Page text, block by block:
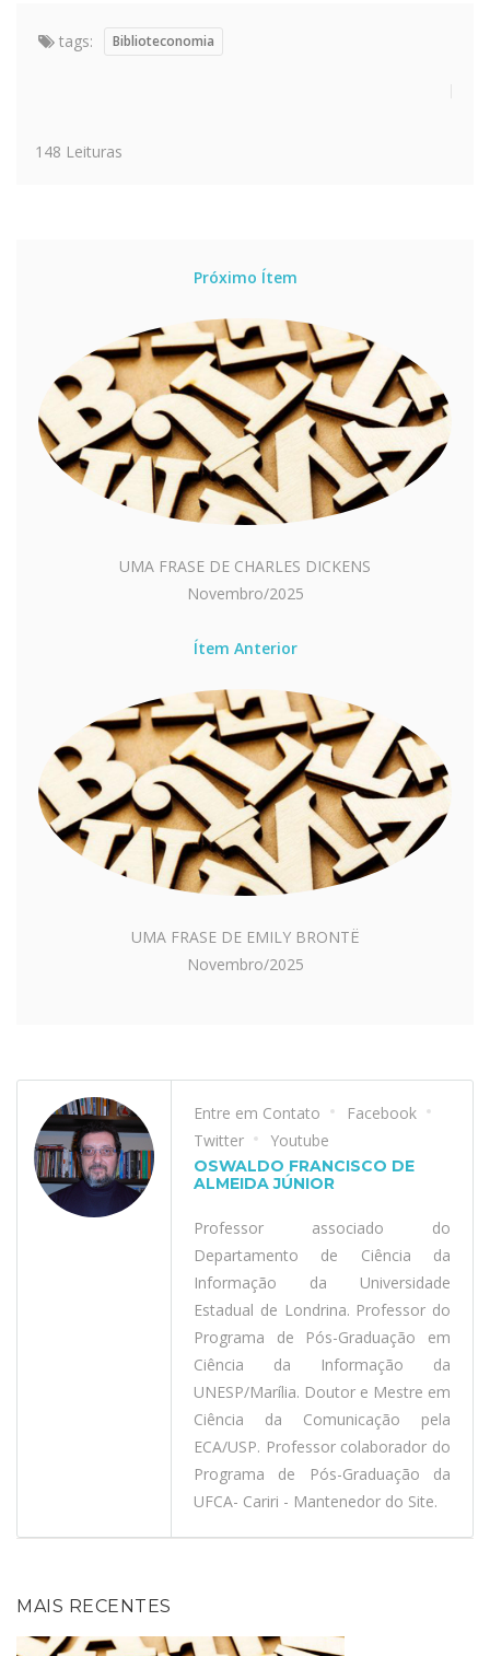
tags: Biblioteconomia
148 Leituras
Próximo Ítem
UMA FRASE DE CHARLES DICKENS
Novembro/2025
Ítem Anterior
UMA FRASE DE EMILY BRONTË
Novembro/2025
Entre em Contato
Facebook
Twitter
Youtube
OSWALDO FRANCISCO DE
ALMEIDA JÚNIOR
Professor associado do
Departamento de Ciência da
Informação da Universidade
Estadual de Londrina. Professor do
Programa de Pós-Graduação em
Ciência da Informação da
UNESP/Marília. Doutor e Mestre em
Ciência da Comunicação pela
ECA/USP. Professor colaborador do
Programa de Pós-Graduação da
UFCA- Cariri - Mantenedor do Site.
MAIS RECENTES